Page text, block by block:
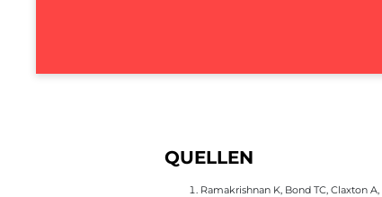
QUELLEN
Ramakrishnan K, Bond TC, Claxton A,